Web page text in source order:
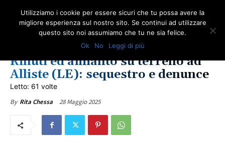
PUGLIA ULTIME NOTIZIE
Rifiuti ed amianto su terreno ad
Alliste (LE): sequestro e denunce
Letto: 61 volte
By Rita Chessa 28 Maggio 2025
Utilizziamo i cookie per essere sicuri che tu possa avere la
migliore esperienza sul nostro sito. Se continui ad utilizzare
questo sito noi assumiamo che tu ne sia felice.
Ok
No Leggi di più